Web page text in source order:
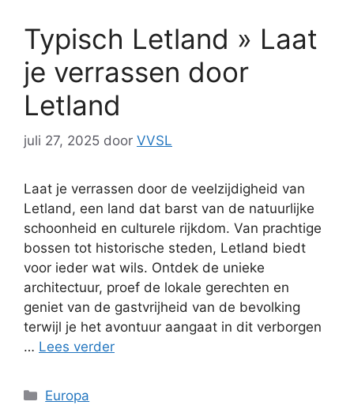
Typisch Letland » Laat
je verrassen door
Letland
juli 27, 2025 door VVSL
Laat je verrassen door de veelzijdigheid van
Letland, een land dat barst van de natuurlijke
schoonheid en culturele rijkdom. Van prachtige
bossen tot historische steden, Letland biedt
voor ieder wat wils. Ontdek de unieke
architectuur, proef de lokale gerechten en
geniet van de gastvrijheid van de bevolking
terwijl je het avontuur aangaat in dit verborgen
… Lees verder
Categorieën
Europa